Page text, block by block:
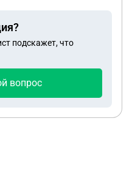
по уходу. Прошу
подскажет, что
вопрос